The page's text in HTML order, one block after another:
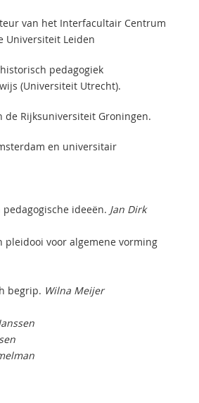
van het Interfacultair Centrum
Universiteit Leiden
pedagogiek
(Universiteit Utrecht).
Rijksuniversiteit Groningen.
en universitair
ideeën. Jan Dirk
pleidooi voor algemene vorming
begrip. Wilna Meijer